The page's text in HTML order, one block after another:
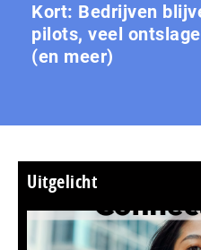
Kort: Bedrijven
pilots, veel
(en meer)
Uitgelicht